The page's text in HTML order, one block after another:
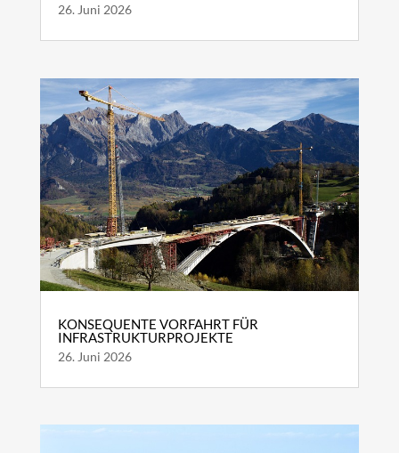
26. Juni 2026
KONSEQUENTE VORFAHRT FÜR
INFRASTRUKTURPROJEKTE
26. Juni 2026